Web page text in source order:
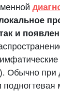
и
Обычно при